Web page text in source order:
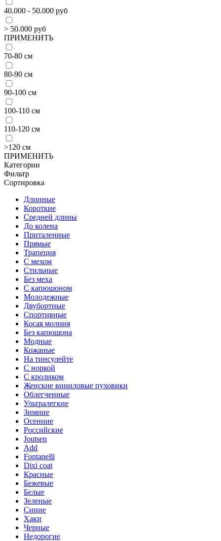
40.000 - 50.000 руб
> 50.000 руб
ПРИМЕНИТЬ
70-80 см
80-90 см
90-100 см
100-110 см
110-120 см
>120 см
ПРИМЕНИТЬ
Категории
Фильтр
Сортировка
Длинные
Короткие
Средней длины
До колена
Приталенные
Прямые
Трапеция
С мехом
Стильные
Без меха
С капюшоном
Молодежные
Двубортные
Спортивные
Косая молния
Без капюшона
Модные
Кожаные
На тинсулейте
С норкой
С кроликом
Женские виниловые пуховики
Облегченные
Ультралегкие
Зимние
Осенние
Российские
Joutsen
Add
Fontanelli
Dixi coat
Красные
Бежевые
Белые
Зеленые
Синие
Хаки
Черные
Недорогие